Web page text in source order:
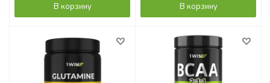
В корзину В корзину